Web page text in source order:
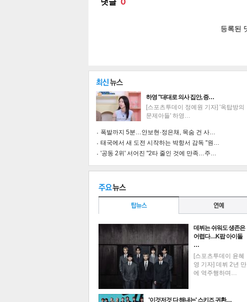
하영 "대대로 의사 집안, 증…
[스포츠투데이 정예원 기자] '옥탑방의
문제아들' 하영…
폭발까지 5분…안보현·정은채, 목숨 건 사…
태국에서 새 도전 시작하는 박항서 감독 "원…
'공동 2위' 서어진 "2타 줄인 것에 만족…주…
데뷔는 쉬워도 생존은
어렵다…K팝 아이돌
…
[스포츠투데이 윤혜
영 기자] 데뷔 2년 만
에 역주행하며…
'이것저것 다 해내는' 스키즈 귀환…